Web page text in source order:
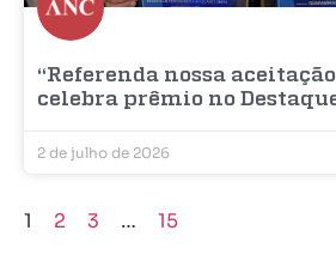
“Referenda nossa
celebra prêmio no
2 de julho de 2026
1 2 3 … 15